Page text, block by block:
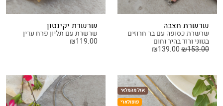
שרשרת חצבה
שרשרת כסופה עם בר חרוזים
בגווני ורוד בהיר וחום
₪153.00
₪139.00
שרשרת יקינטון
שרשרת עם תליון פרח עדין
₪119.00
אזל מהמלאי
פופולארי